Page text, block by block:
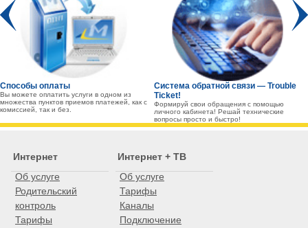
Способы оплаты
Вы можете оплатить услуги в одном из
множества пунктов приемов платежей, как с
комиссией, так и без.
Система обратной связи — Trouble
Ticket!
Формируй свои обращения с помощью
личного кабинета! Решай технические
вопросы просто и быстро!
Интернет
Об услуге
Родительский
контроль
Тарифы
Интернет + ТВ
Об услуге
Тарифы
Каналы
Подключение